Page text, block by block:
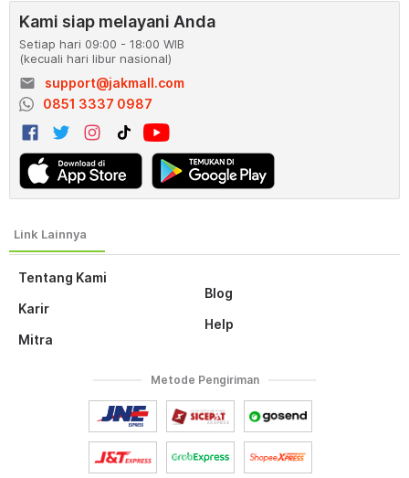
Tentang Kami
Karir
Mitra
Blog
Help
Kami siap melayani Anda
Setiap hari 09:00 - 18:00 WIB
(kecuali hari libur nasional)
email
support@jakmall.com
0851 3337 0987
Metode Pengiriman